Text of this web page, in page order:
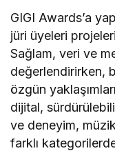
GIGI Awards’a
jüri üyeleri
Sağlam, veri ve
değerlendirirken,
özgün
dijital,
ve deneyim,
farklı